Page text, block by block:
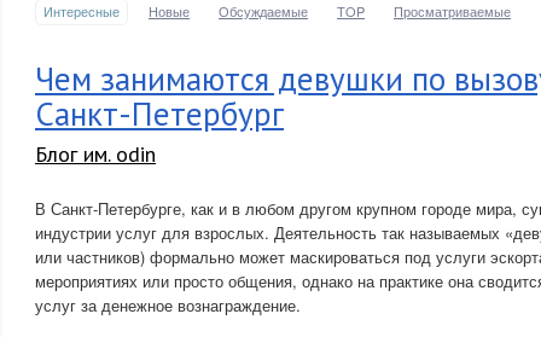
Интересные Новые Обсуждаемые TOP Просматриваемые
Чем занимаются девушки по
Санкт-Петербург
Блог им. odin
В Санкт-Петербурге, как и в любом другом крупном городе мира,
индустрии услуг для взрослых. Деятельность так называемых
или частников) формально может маскироваться под услуги
мероприятиях или просто общения, однако на практике она
услуг за денежное вознаграждение.